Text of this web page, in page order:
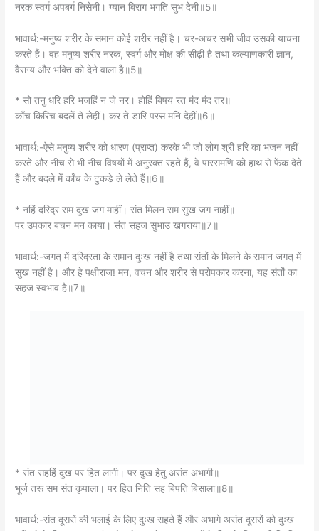
नरक स्वर्ग अपबर्ग निसेनी। ग्यान बिराग भगति सुभ देनी॥5॥
भावार्थ:-मनुष्य शरीर के समान कोई शरीर नहीं है। चर-अचर सभी जीव उसकी याचना
करते हैं। वह मनुष्य शरीर नरक, स्वर्ग और मोक्ष की सीढ़ी है तथा कल्याणकारी ज्ञान,
वैराग्य और भक्ति को देने वाला है॥5॥
* सो तनु धरि हरि भजहिं न जे नर। होहिं बिषय रत मंद मंद तर॥
काँच किरिच बदलें ते लेहीं। कर ते डारि परस मनि देहीं॥6॥
भावार्थ:-ऐसे मनुष्य शरीर को धारण (प्राप्त) करके भी जो लोग श्री हरि का भजन नहीं
करते और नीच से भी नीच विषयों में अनुरक्त रहते हैं, वे पारसमणि को हाथ से फेंक देते
हैं और बदले में काँच के टुकड़े ले लेते हैं॥6॥
* नहिं दरिद्र सम दुख जग माहीं। संत मिलन सम सुख जग नाहीं॥
पर उपकार बचन मन काया। संत सहज सुभाउ खगराया॥7॥
भावार्थ:-जगत्‌ में दरिद्रता के समान दुःख नहीं है तथा संतों के मिलने के समान जगत्‌ में
सुख नहीं है। और हे पक्षीराज! मन, वचन और शरीर से परोपकार करना, यह संतों का
सहज स्वभाव है॥7॥
भावार्थ:-किंतु दुष्ट लोग सन की भाँति दूसरों को बाँधते हैं और (उन्हें बाँधने के लिए)
अपनी खाल खिंचवाकर विपत्ति सहकर मर जाते हैं। हे सर्पों के शत्रु गरुड़जी! सुनिए,
हैं॥9॥